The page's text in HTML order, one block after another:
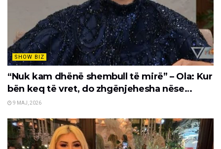
SHOW BIZ
“Nuk kam dhënë shembull të mirë” – Ola: Kur
bën keq të vret, do zhgënjehesha nëse…
9 MAJ, 2026